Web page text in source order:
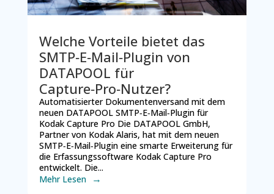
Welche Vorteile bietet das
SMTP‑E‑Mail‑Plugin von
DATAPOOL für
Capture‑Pro‑Nutzer?
Automatisierter Dokumentenversand mit dem
neuen DATAPOOL SMTP‑E‑Mail‑Plugin für
Kodak Capture Pro Die DATAPOOL GmbH,
Partner von Kodak Alaris, hat mit dem neuen
SMTP‑E‑Mail‑Plugin eine smarte Erweiterung für
die Erfassungssoftware Kodak Capture Pro
entwickelt. Die...
Mehr Lesen